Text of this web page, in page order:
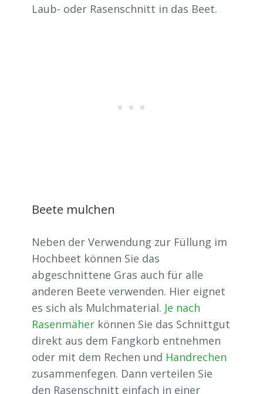
Laub- oder Rasenschnitt in das Beet.
Beete mulchen
Neben der Verwendung zur Füllung im
Hochbeet können Sie das
abgeschnittene Gras auch für alle
anderen Beete verwenden. Hier eignet
es sich als Mulchmaterial. Je nach
Rasenmäher können Sie das Schnittgut
direkt aus dem Fangkorb entnehmen
oder mit dem Rechen und Handrechen
zusammenfegen. Dann verteilen Sie
den Rasenschnitt einfach in einer